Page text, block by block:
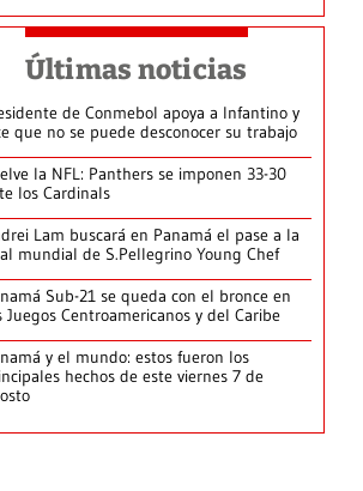
Últimas noticias
de Conmebol apoya a Infantino y
que no se puede desconocer su trabajo
la NFL: Panthers se imponen 33-30
los Cardinals
Lam buscará en Panamá el pase a la
mundial de S.Pellegrino Young Chef
Sub-21 se queda con el bronce en
Juegos Centroamericanos y del Caribe
y el mundo: estos fueron los
hechos de este viernes 7 de